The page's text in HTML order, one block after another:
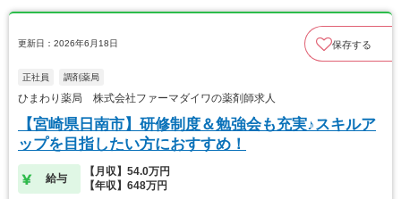
更新日：2026年6月18日 保存する
正社員 調剤薬局
ひまわり薬局 株式会社ファーマダイワの薬剤師求人
【宮崎県日南市】研修制度＆勉強会も充実♪スキルア
ップを目指したい方におすすめ！
給与
【月収】54.0万円
【年収】648万円